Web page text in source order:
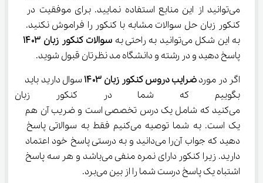
می‌توانید از این منابع استفاده نمایید. برای موفقیت در
کنکور زبان حل سوالات مشابه با کنکور را فراموش نکنید.
به این شکل می‌توانید به راحتی به
سوالات کنکور زبان ۱۴۰۳
پاسخ دهید و در رشته و دانشگاه مد نظرتان قبول شوید.
اگر در مورد ضرایب دروس کنکور زبان ۱۴۰۳
سوال دارید باید
بگوییم که شما در کنکور زبان
می‌کنید که شامل یک درس تخصصی است و ضریب آن هم
یک است. به شما توصیه می‌کنیم فقط به سوالاتی پاسخ
دهید که جواب آن‌را می‌دانید و به درستی پاسخ خود اعتماد
دارید. زیرا کنکور دارای نمره منفی می‌باشد و هر سه پاسخ
اشتباه یک پاسخ درست شما را از بین می‌برد.